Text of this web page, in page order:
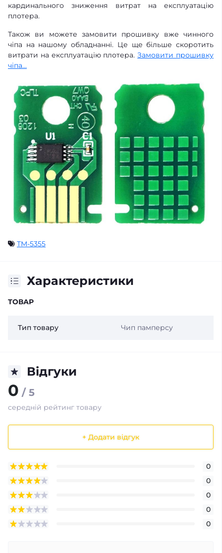
кардинального зниження витрат на експлуатацію
плотера.
Також ви можете замовити прошивку вже чинного
чіпа на нашому обладнанні. Це ще більше скоротить
витрати на експлуатацію плотера.Замовити прошивку
чіпа...
TM-5355
Характеристики
ТОВАР
Тип товару Чип памперсу
Відгуки
0 / 5
середній рейтинг товару
+ Додати відгук
0
0
0
0
0